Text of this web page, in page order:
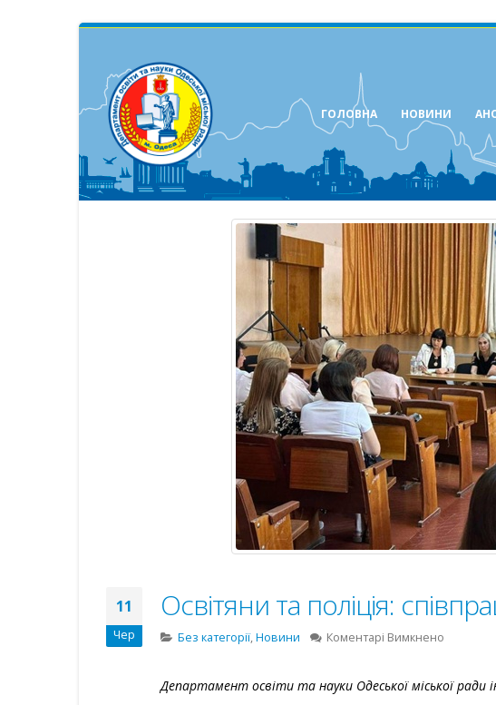
ГОЛОВНА НОВИНИ
11
Чер
Освітяни та поліція:
Без категорії,Новини Коментарі Вимкнено
поліція:
Департамент освіти та науки Одеської міської ради